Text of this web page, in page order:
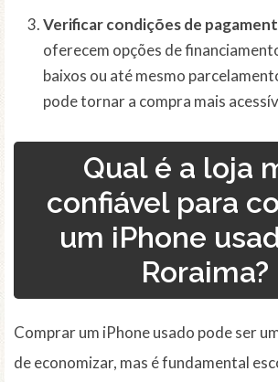
Verificar condições de
oferecem opções de
baixos ou até mesmo
pode tornar a compra mais
Qual é a loja
confiável para
um iPhone
Roraima?
Comprar um iPhone usado pode ser
de economizar, mas é fundamental